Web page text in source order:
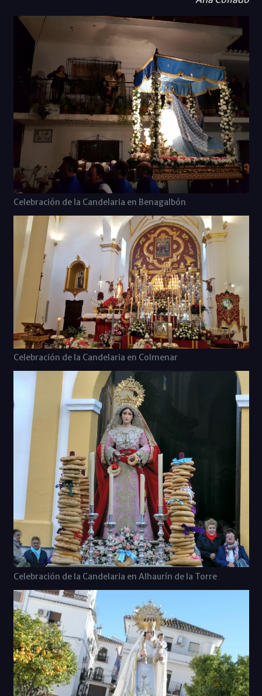
Celebración de la Candelaria en Benagalbón
Celebración de la Candelaria en Colmenar
Celebración de la Candelaria en Alhaurín de la Torre